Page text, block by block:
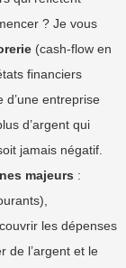
? Je vous
(cash-flow en
financiers
d’une entreprise
d’argent qui
jamais négatif.
majeurs :
les dépenses
de l’argent et le